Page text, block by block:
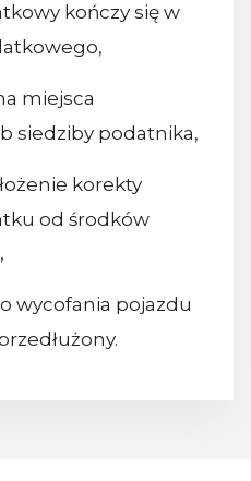
kończy się w
miejsca
siedziby podatnika,
korekty
od środków
wycofania pojazdu